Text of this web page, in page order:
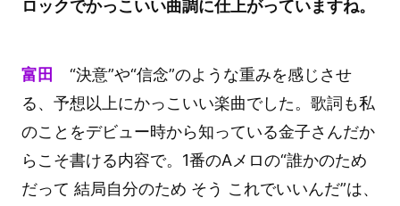
ロックでかっこいい曲調に仕上がっていますね。
富田 “決意”や“信念”のような重みを感じさせ
る、予想以上にかっこいい楽曲でした。歌詞も私
のことをデビュー時から知っている金子さんだか
らこそ書ける内容で。1番のAメロの“誰かのため
だって 結局自分のため そう これでいいんだ”は、